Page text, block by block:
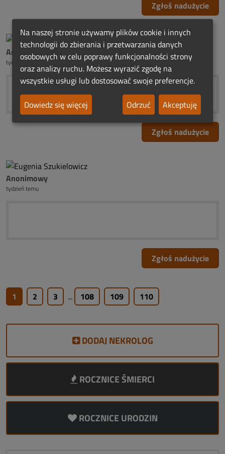
Zgłoś nadużycie
Anonimowy
tydzień temu
Zgłoś nadużycie
Anonimowy
tydzień temu
Zgłoś nadużycie
1 2 3 ... 108 109 110
DODAJ NEKROLOG
ROCZNICE ŚMIERCI
ROCZNICE URODZIN
Na naszej stronie używamy plików cookie i innych
technologii do zbierania i przetwarzania danych
osobowych w celu poprawy funkcjonalności strony
oraz analizy ruchu. Możesz wyrazić zgodę na
wszystkie usługi lub dostosować swoje preferencje.
Dowiedz się więcej
Odrzuć Akceptuję